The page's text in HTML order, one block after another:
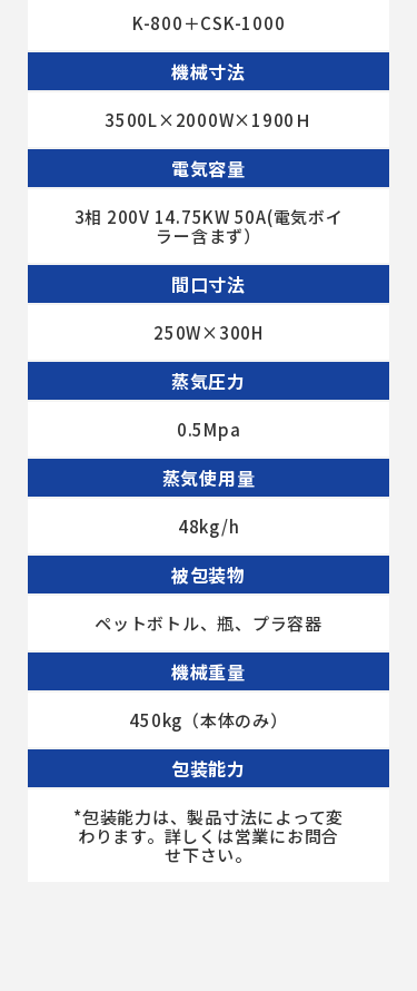
K-800＋CSK-1000
機械寸法
3500L×2000W×1900Ｈ
電気容量
3相 200V 14.75KW 50A(電気ボイ
ラー含まず）
間口寸法
250W×300H
蒸気圧力
0.5Mpa
蒸気使用量
48kg/h
被包装物
ペットボトル、瓶、プラ容器
機械重量
450kg（本体のみ）
包装能力
*包装能力は、製品寸法によって変
わります。詳しくは営業にお問合
せ下さい。